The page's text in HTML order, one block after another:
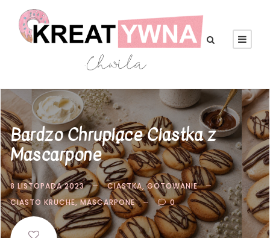
Bardzo Chrupiące Ciastka z
Mascarpone
8 LISTOPADA 2023 CIASTKA, GOTOWANIE
CIASTO KRUCHE, MASCARPONE 0